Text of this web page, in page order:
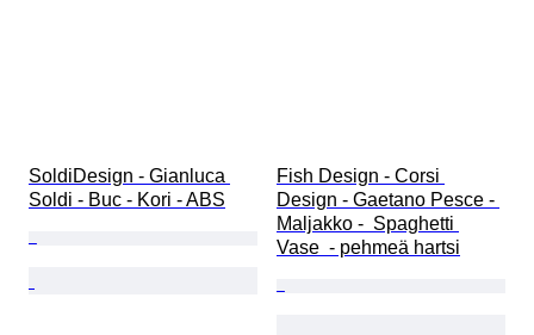
SoldiDesign - Gianluca
Soldi - Buc - Kori - ABS
Fish Design - Corsi
Design - Gaetano Pesce -
Maljakko -  Spaghetti
Vase  - pehmeä hartsi